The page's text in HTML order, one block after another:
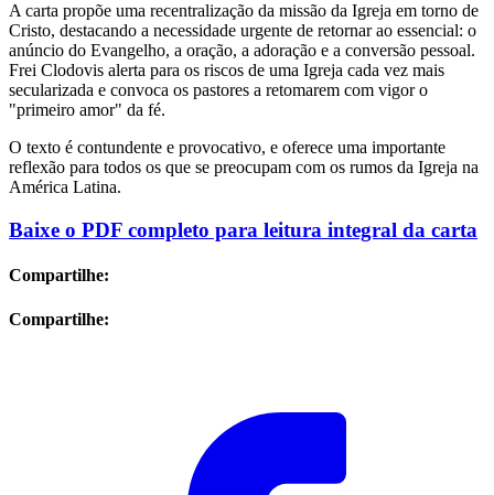
A carta propõe uma recentralização da missão da Igreja em torno de
Cristo, destacando a necessidade urgente de retornar ao essencial: o
anúncio do Evangelho, a oração, a adoração e a conversão pessoal.
Frei Clodovis alerta para os riscos de uma Igreja cada vez mais
secularizada e convoca os pastores a retomarem com vigor o
"primeiro amor" da fé.
O texto é contundente e provocativo, e oferece uma importante
reflexão para todos os que se preocupam com os rumos da Igreja na
América Latina.
Baixe o PDF completo para leitura integral da carta
Compartilhe:
Compartilhe: